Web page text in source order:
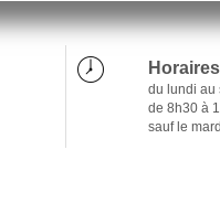
du lundi au
de 8h30 à
sauf le